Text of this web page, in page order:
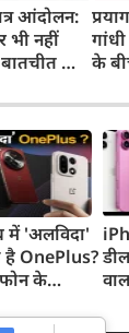
आंदोलन:
भी नहीं
का
ने
का
के
में 'अलविदा'
है OnePlus?
के
अपडेट